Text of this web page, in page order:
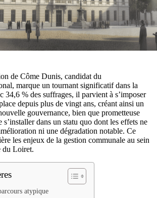
de Côme Dunis, candidat du
marque un tournant significatif dans la
34,6 % des suffrages, il parvient à s’imposer
depuis plus de vingt ans, créant ainsi un
gouvernance, bien que prometteuse
s’installer dans un statu quo dont les effets ne
ni une dégradation notable. Ce
les enjeux de la gestion communale au sein
du Loiret.
atypique